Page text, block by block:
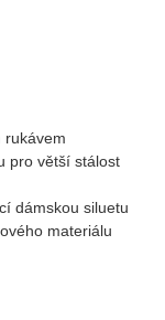
rukávem
pro větší stálost
dámskou siluetu
materiálu